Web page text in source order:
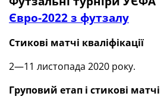
Євро-2022 з футзалу
Стикові матчі кваліфікації
2—11 листопада 2020 року.
Груповий етап і стикові матчі